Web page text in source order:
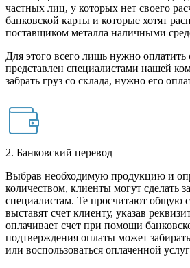
частных лиц, у которых нет своего
банковской карты и которые хотят
поставщиком металла наличными
Для этого всего лишь нужно оплатить
представлен специалистами нашей
забрать груз со склада, нужно его
2. Банковский перевод
Выбрав необходимую продукцию и
количеством, клиенты могут сделать
специалистам. Те просчитают общую
выставят счет клиенту, указав
оплачивает счет при помощи
подтверждения оплаты может
или воспользоваться оплаченной